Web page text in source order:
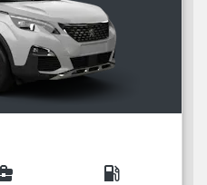
local_gas_station